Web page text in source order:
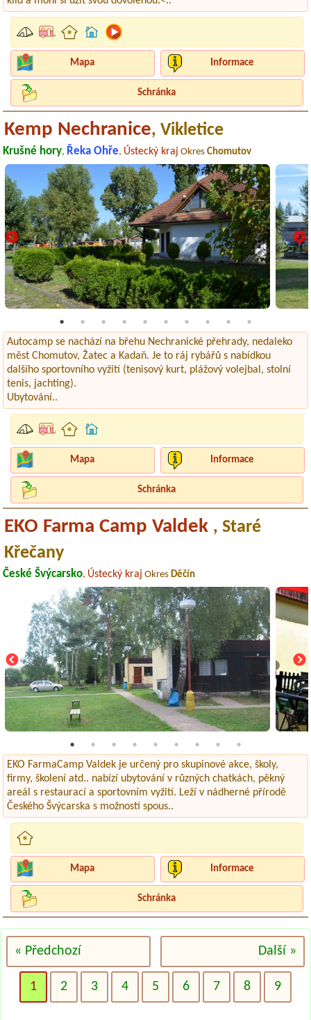
Mapa Informace
Schránka
Kemp Nechranice, Vikletice
Krušné hory, Řeka Ohře, Ústecký kraj OkresChomutov
Autocamp se nachází na břehu Nechranické přehrady, nedaleko
měst Chomutov, Žatec a Kadaň. Je to ráj rybářů s nabídkou
dalšího sportovního vyžití (tenisový kurt, plážový volejbal, stolní
tenis, jachting).
Ubytování..
Mapa Informace
Schránka
EKO Farma Camp Valdek , Staré
Křečany
České Švýcarsko, Ústecký kraj Okres Děčín
EKO FarmaCamp Valdek je určený pro skupinové akce, školy,
firmy, školení atd.. nabízí ubytování v různých chatkách, pěkný
areál s restaurací a sportovním vyžití. Leží v nádherné přírodě
Českého Švýcarska s možností spous..
Mapa Informace
Schránka
« Předchozí Další »
1 2 3 4 5 6 7 8 9